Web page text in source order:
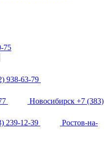
75
938-63-79
Новосибирск +7 (383)
239-12-39
Ростов-на-